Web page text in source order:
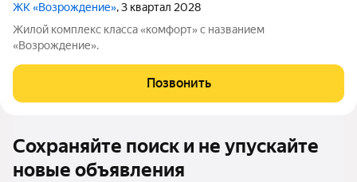
ЖК «Возрождение», 3 квартал 2028
Жилой комплекс класса «комфорт» с названием
«Возрождение».
Позвонить
Сохраняйте поиск и не упускайте
новые объявления